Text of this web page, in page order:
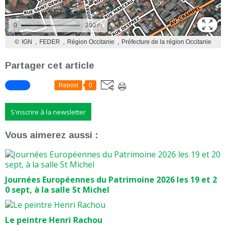
Partager cet article
Repost 0
S'inscrire à la newsletter
Vous aimerez aussi :
Journées Européennes du Patrimoine 2026 les 19 et 2
0 sept, à la salle St Michel
Le peintre Henri Rachou